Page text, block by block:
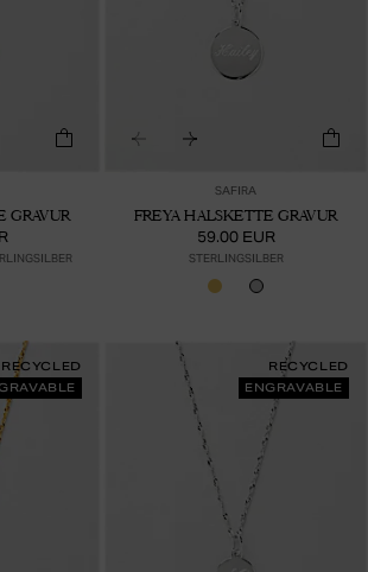
GRAVUR
SAFIRA
FREYA HALSKETTE GRAVUR
59.00 EUR
STERLINGSILBER
RECYCLED
RECYCLED
ENGRAVABLE